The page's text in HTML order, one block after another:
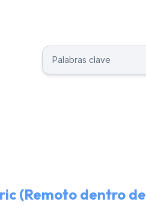
(Remoto dentro de